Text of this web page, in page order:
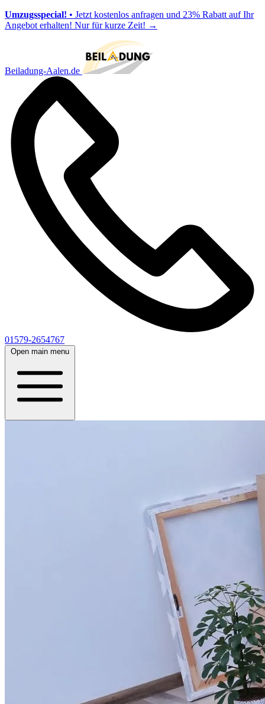
Umzugsspecial! • Jetzt kostenlos anfragen und 23% Rabatt auf Ihr
Angebot erhalten! Nur für kurze Zeit! →
Beiladung-Aalen.de
01579-2654767
Open main menu